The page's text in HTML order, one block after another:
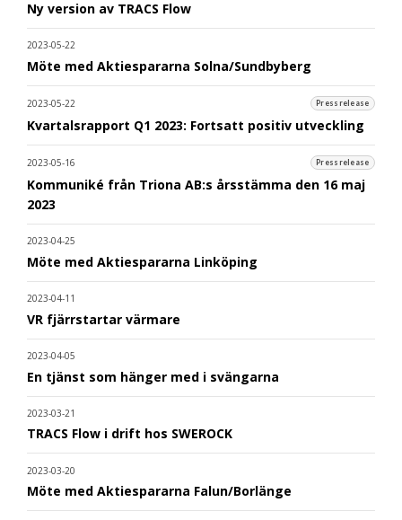
Ny version av TRACS Flow
2023-05-22
Möte med Aktiespararna Solna/Sundbyberg
2023-05-22 Pressrelease
Kvartalsrapport Q1 2023: Fortsatt positiv utveckling
2023-05-16 Pressrelease
Kommuniké från Triona AB:s årsstämma den 16 maj
2023
2023-04-25
Möte med Aktiespararna Linköping
2023-04-11
VR fjärrstartar värmare
2023-04-05
En tjänst som hänger med i svängarna
2023-03-21
TRACS Flow i drift hos SWEROCK
2023-03-20
Möte med Aktiespararna Falun/Borlänge